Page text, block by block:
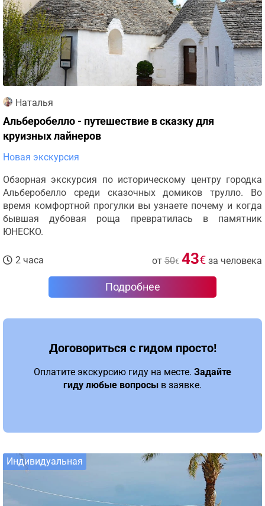
Наталья
Альберобелло - путешествие в сказку для
круизных лайнеров
Новая экскурсия
Обзорная экскурсия по историческому центру городка
Альберобелло среди сказочных домиков трулло. Во
время комфортной прогулки вы узнаете почему и когда
бывшая дубовая роща превратилась в памятник
ЮНЕСКО.
2 часа от 50€ 43€ за человека
Подробнее
Договориться с гидом просто!
Оплатите экскурсию гиду на месте. Задайте
гиду любые вопросы в заявке.
Индивидуальная